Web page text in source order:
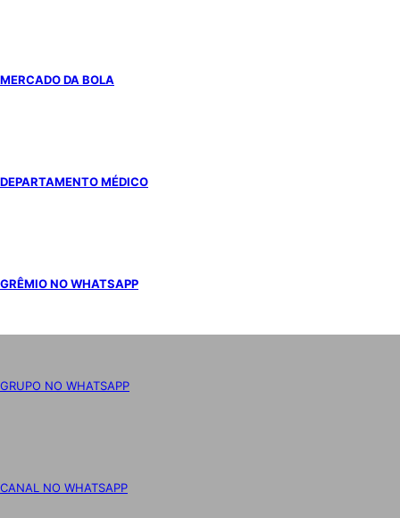
MERCADO DA BOLA
DEPARTAMENTO MÉDICO
GRÊMIO NO WHATSAPP
GRUPO NO WHATSAPP
CANAL NO WHATSAPP